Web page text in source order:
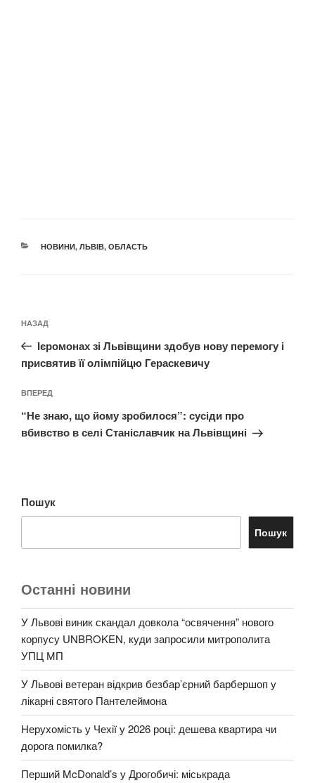
КАТЕГОРІЇ
НОВИНИ, ЛЬВІВ, ОБЛАСТЬ
записів
Попередній
запис:
НАЗАД
Ієромонах зі Львівщини здобув нову перемогу і
присвятив її олімпійцю Гераскевичу
Наступний
запис
ВПЕРЕД
“Не знаю, що йому зробилося”: сусіди про
вбивство в селі Станіславчик на Львівщині
Пошук
Пошук
Останні новини
У Львові виник скандал довкола “освячення” нового
корпусу UNBROKEN, куди запросили митрополита
УПЦ МП
У Львові ветеран відкрив безбар’єрний барбершоп у
лікарні святого Пантелеймона
Нерухомість у Чехії у 2026 році: дешева квартира чи
дорога помилка?
Перший McDonald’s у Дрогобичі: міськрада